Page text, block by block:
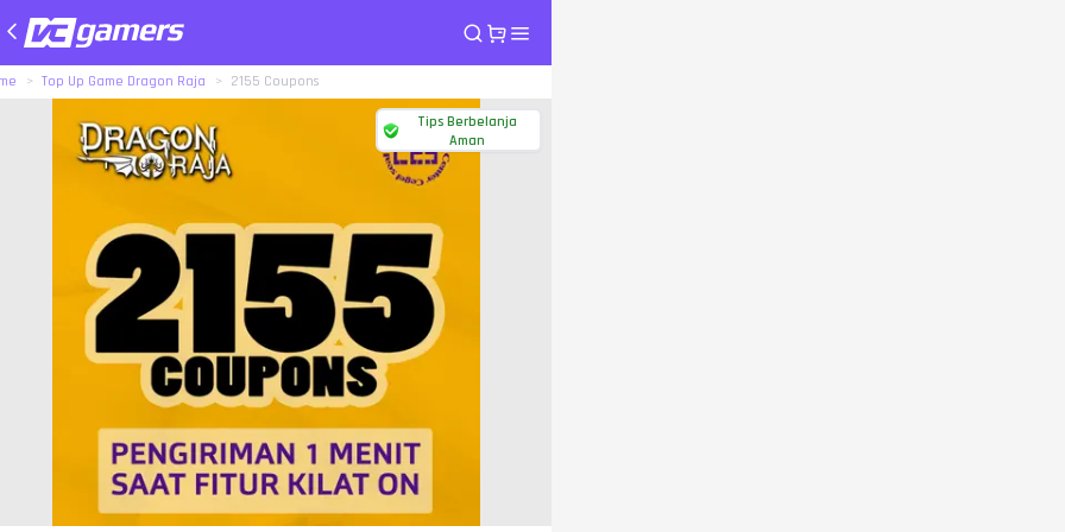
Top Up Game Dragon Raja 2155 Coupons
Tips Berbelanja
Aman